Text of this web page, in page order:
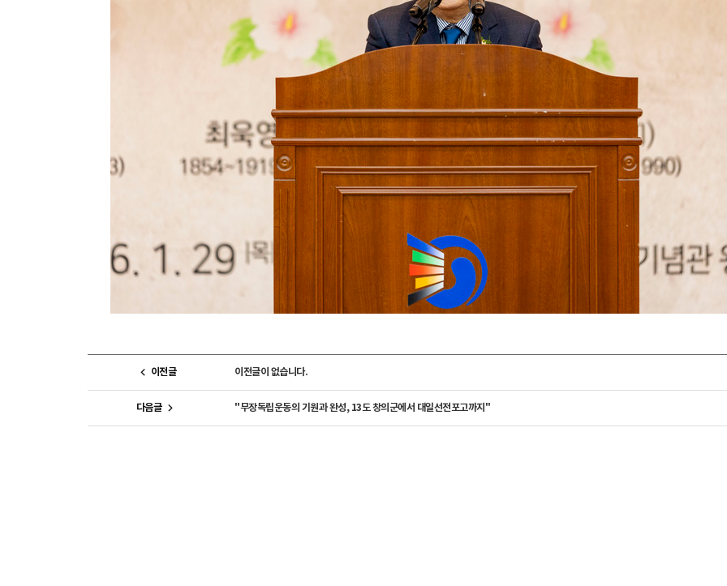
이전글 이전글이 없습니다.
다음글 "무장독립운동의 기원과 완성, 13도 창의군에서 대일선전포고까지"